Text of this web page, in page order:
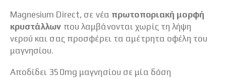
Magnesium Direct, σε νέα πρωτοποριακή μορφή
κρυστάλλων που λαμβάνονται χωρίς τη λήψη
νερού και σας προσφέρει τα αμέτρητα οφέλη του
μαγνησίου.
Αποδίδει 350mg μαγνησίου σε μία δόση